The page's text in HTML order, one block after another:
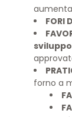
FORI
forno a